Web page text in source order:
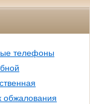
телефоны
обжалования